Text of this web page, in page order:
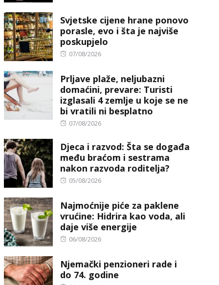
Svjetske cijene hrane ponovo
porasle, evo i šta je najviše
poskupjelo
Posted
07/08/2026
Prljave plaže, neljubazni
domaćini, prevare: Turisti
izglasali 4 zemlje u koje se ne
bi vratili ni besplatno
Posted
07/08/2026
Djeca i razvod: Šta se događa
među braćom i sestrama
nakon razvoda roditelja?
Posted
05/08/2026
Najmoćnije piće za paklene
vrućine: Hidrira kao voda, ali
daje više energije
Posted
06/08/2026
Njemački penzioneri rade i
do 74. godine